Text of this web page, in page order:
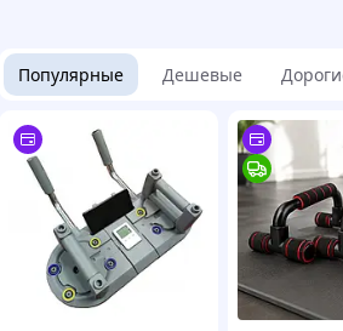
Популярные Дешевые